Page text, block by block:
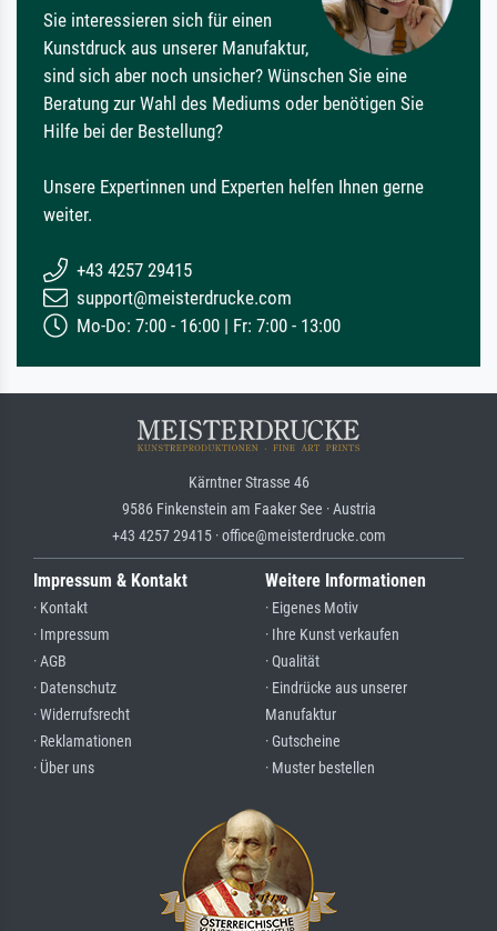
Sie interessieren sich für einen
Kunstdruck aus unserer Manufaktur,
sind sich aber noch unsicher? Wünschen Sie eine
Beratung zur Wahl des Mediums oder benötigen Sie
Hilfe bei der Bestellung?
Unsere Expertinnen und Experten helfen Ihnen gerne
weiter.
+43 4257 29415
support@meisterdrucke.com
Mo-Do: 7:00 - 16:00 | Fr: 7:00 - 13:00
Kärntner Strasse 46
9586 Finkenstein am Faaker See · Austria
+43 4257 29415 · office@meisterdrucke.com
Impressum & Kontakt
· Kontakt
· Impressum
· AGB
· Datenschutz
· Widerrufsrecht
· Reklamationen
· Über uns
Weitere Informationen
· Eigenes Motiv
· Ihre Kunst verkaufen
· Qualität
· Eindrücke aus unserer
Manufaktur
· Gutscheine
· Muster bestellen